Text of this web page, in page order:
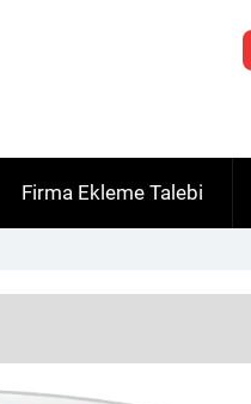
Firma Ekleme Talebi